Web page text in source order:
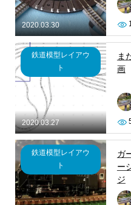
2020.03.30
2020.03.27
鉄道模型レイアウ
ト
ま
画
鉄道模型レイアウ
ト
ガ
ー
ジ